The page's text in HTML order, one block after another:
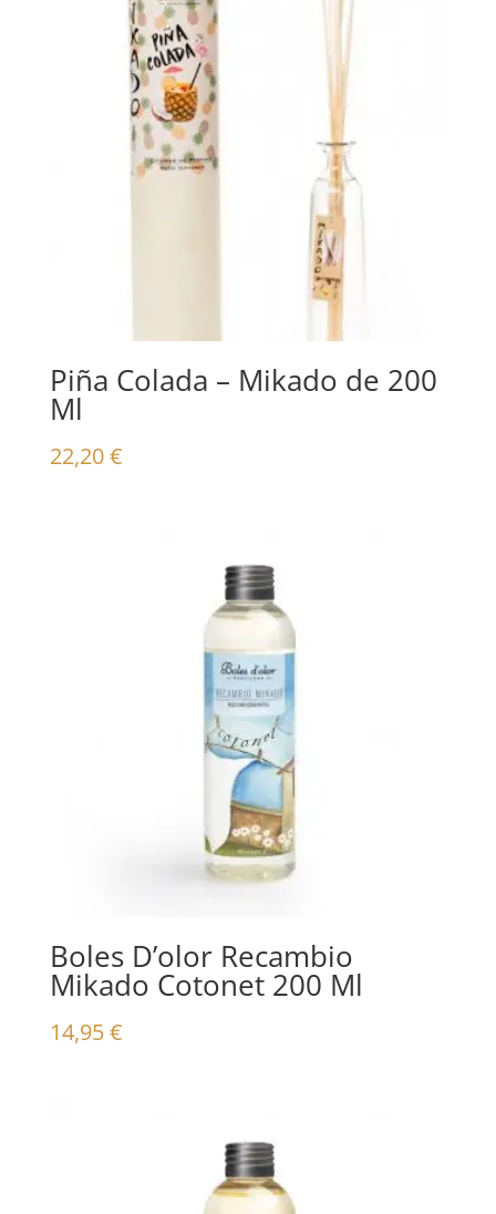
Piña Colada – Mikado de 200
Ml
22,20€
Boles D’olor Recambio
Mikado Cotonet 200 Ml
14,95€